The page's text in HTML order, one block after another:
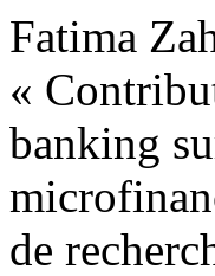
Fatima
«
banking
de